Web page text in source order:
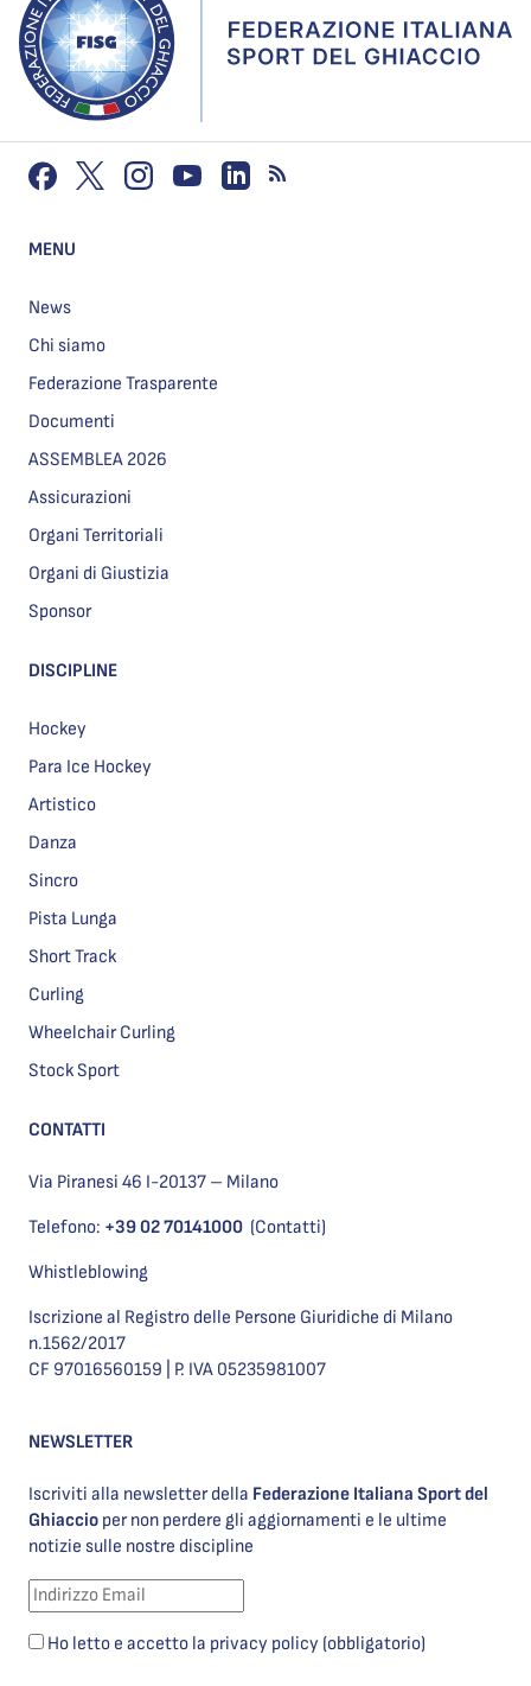
MENU
News
Chi siamo
Federazione Trasparente
Documenti
ASSEMBLEA 2026
Assicurazioni
Organi Territoriali
Organi di Giustizia
Sponsor
DISCIPLINE
Hockey
Para Ice Hockey
Artistico
Danza
Sincro
Pista Lunga
Short Track
Curling
Wheelchair Curling
Stock Sport
CONTATTI
Via Piranesi 46 I-20137 – Milano
Telefono: +39 02 70141000 (Contatti)
Whistleblowing
Iscrizione al Registro delle Persone Giuridiche di Milano
n.1562/2017
CF 97016560159 | P. IVA 05235981007
NEWSLETTER
Iscriviti alla newsletter della Federazione Italiana Sport del
Ghiaccio per non perdere gli aggiornamenti e le ultime
notizie sulle nostre discipline
Ho letto e accetto la privacy policy (obbligatorio)